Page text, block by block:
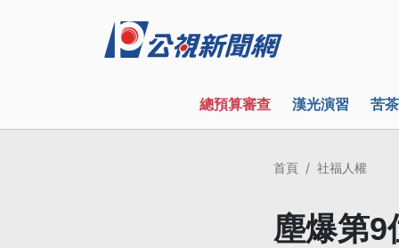
總預算審查 漢光演習 苦
首頁 社福人權
塵爆第9